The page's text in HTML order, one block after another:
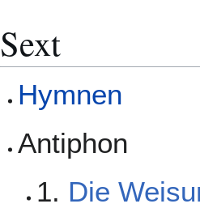
Sext
Hymnen
Antiphon
1. Die